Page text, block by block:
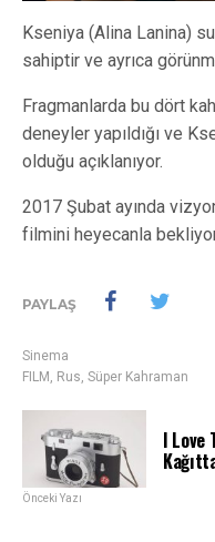
Kseniya (Alina Lanina)
sahiptir ve ayrıca
Fragmanlarda bu dört
deneyler yapıldığı ve
olduğu açıklanıyor.
2017 Şubat ayında
filmini heyecanla
PAYLAŞ
Sinema
FILM , Rus, Süper Kahraman
I Love
Önceki Yazı